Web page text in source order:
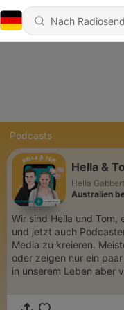
Podcasts
Hella &
Hella Gabbert
Australien
Wir sind Hella und Tom,
und jetzt auch
Media zu kreieren.
oder zeigen nur ein
in unserem Leben aber
YouTube sieht. Wir